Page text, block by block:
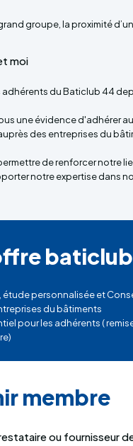
groupe, la proximité
moi
adhérents du Baticlub 44
une évidence d'adhérer
des entreprises du
de renforcer notre
notre expertise dans
baticlub
étude personnalisée et
du bâtiments
pour les adhérents (
membre
ou fournisseur